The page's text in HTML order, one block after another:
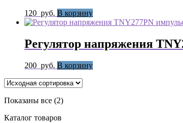
120 руб. В корзину
Регулятор напряжения
200 руб. В корзину
Показаны все (2)
Каталог товаров